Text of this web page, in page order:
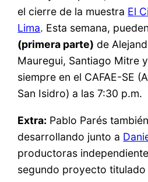
el cierre de la muestra El
Lima. Esta semana,
(primera parte) de
Mauregui, Santiago Mitre
siempre en el CAFAE-SE
San Isidro) a las 7:30 p.m.
Extra: Pablo Parés
desarrollando junto a
productoras
segundo proyecto